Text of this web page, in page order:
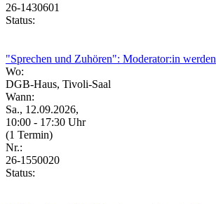
26-1430601
Status:
"Sprechen und Zuhören": Moderator:in werden
Wo:
DGB-Haus, Tivoli-Saal
Wann:
Sa., 12.09.2026,
10:00 - 17:30 Uhr
(1 Termin)
Nr.:
26-1550020
Status: